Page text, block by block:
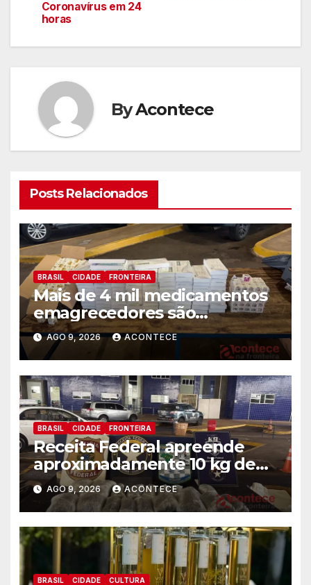
de
Coronavírus em 24
horas
ByAcontece
Posts Relacionados
BRASIL CIDADE FRONTEIRA
Mais de 4 mil medicamentos
emagrecedores são
apreendidos pela Receita
Federal
AGO 9, 2026 ACONTECE
BRASIL CIDADE FRONTEIRA
Receita Federal apreende
aproximadamente 10 kg de
substância análoga ao
capulho
AGO 9, 2026 ACONTECE
BRASIL CIDADE CULTURA